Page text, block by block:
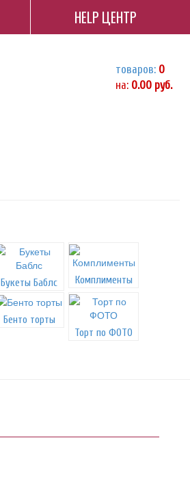
HELP ЦЕНТР
товаров: 0
на: 0.00 руб.
Букеты Баблс Комплименты
Бенто торты
Торт по ФОТО